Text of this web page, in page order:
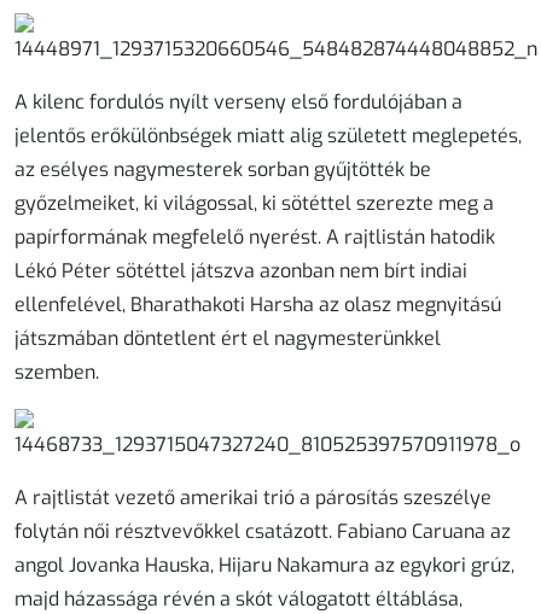
A kilenc fordulós nyílt verseny első fordulójában a
jelentős erőkülönbségek miatt alig született meglepetés,
az esélyes nagymesterek sorban gyűjtötték be
győzelmeiket, ki világossal, ki sötéttel szerezte meg a
papírformának megfelelő nyerést. A rajtlistán hatodik
Lékó Péter sötéttel játszva azonban nem bírt indiai
ellenfelével, Bharathakoti Harsha az olasz megnyitású
játszmában döntetlent ért el nagymesterünkkel
szemben.
A rajtlistát vezető amerikai trió a párosítás szeszélye
folytán női résztvevőkkel csatázott. Fabiano Caruana az
angol Jovanka Hauska, Hijaru Nakamura az egykori grúz,
majd házassága révén a skót válogatott éltáblása,